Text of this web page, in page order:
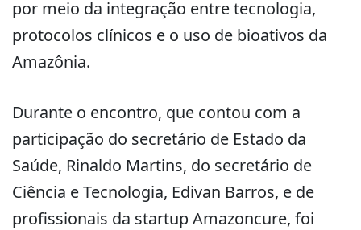
por meio da integração entre tecnologia,
protocolos clínicos e o uso de bioativos da
Amazônia.
Durante o encontro, que contou com a
participação do secretário de Estado da
Saúde, Rinaldo Martins, do secretário de
Ciência e Tecnologia, Edivan Barros, e de
profissionais da startup Amazoncure, foi